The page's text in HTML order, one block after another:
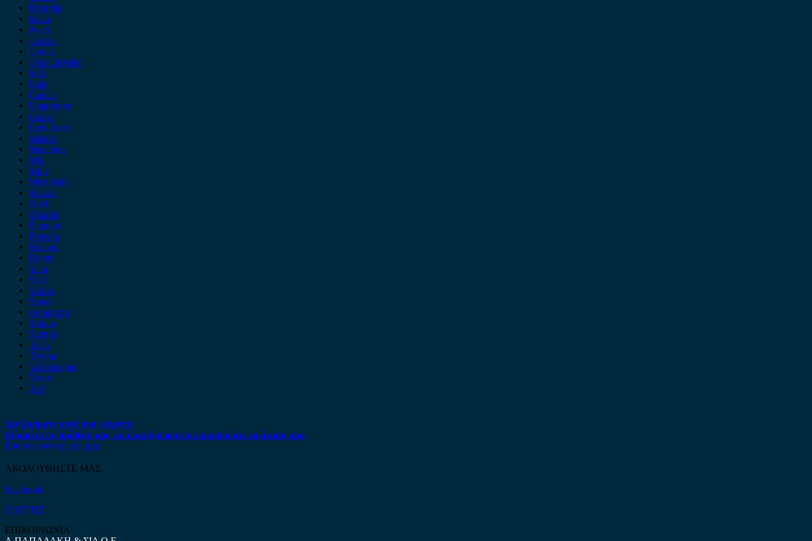
Hyundai
Isuzu
iveco
Jaecoo
Jaguar
Jeep Chrysler
KIA
Lada
Lancia
Leapmotor
Lexus
Lynk & co
Mazda
Mercedes
MG
Mini
Mitsubishi
Nissan
Opel
Omoda
Peugeot
Porsche
Renault
Rover
Saab
Seat
Skoda
Smart
ssangyong
Subaru
Suzuki
Tesla
Toyota
Volkswagen
Volvo
Xev
Δεν βρήκατε αυτό που ψάχνετε;
Είμαστε στη διάθεση σας να απαντήσουμε σε οποιαδήποτε ερώτηση σας.
Επικοινωνήστε μαζί μας
ΑΚΟΛΟΥΘΗΣΤΕ ΜΑΣ
Facebook
ΧΑΡΤΗΣ
ΕΠΙΚΟΙΝΩΝΙΑ